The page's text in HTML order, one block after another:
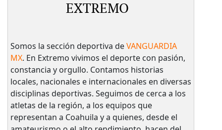
EXTREMO
Somos la sección deportiva deVANGUARDIA
MX. En Extremo vivimos el deporte con pasión,
constancia y orgullo. Contamos historias
locales, nacionales e internacionales en diversas
disciplinas deportivas. Seguimos de cerca a los
atletas de la región, a los equipos que
representan a Coahuila y a quienes, desde el